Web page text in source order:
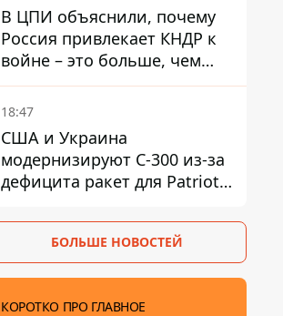
В ЦПИ объяснили, почему
Россия привлекает КНДР к
войне – это больше, чем
ракеты
18:47
США и Украина
модернизируют С-300 из-за
дефицита ракет для Patriot -
БОЛЬШЕ НОВОСТЕЙ
КОРОТКО ПРО ГЛАВНОЕ